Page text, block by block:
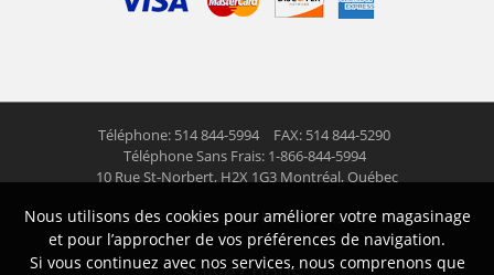
Téléphone: 514 844-5994
FAX: 514 844-5290
Téléphone Sans Frais: 1-866-844-5994
10 Rue St-Norbert, H2X 1G3 Montréal, Québec
© 2026 Las Americas inc. Tous droits réservés
Nous utilisons des cookies pour améliorer votre magasinage
et pour l’approcher de vos préférences de navigation.
Si vous continuez avec nos services, nous comprenons que